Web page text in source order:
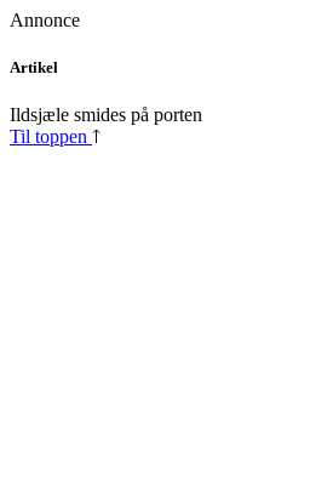
Annonce
Skip
content
Artikel
Ildsjæle smides på porten
Til toppen